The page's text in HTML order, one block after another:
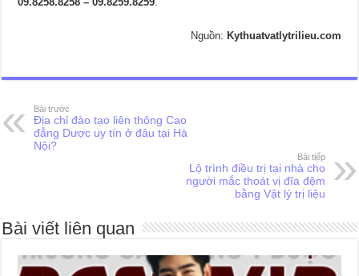
Nguồn: Kythuatvatlytrilieu.com
Bài trước
Địa chỉ đào tạo liên thông Cao
đẳng Dược uy tín ở đâu tại Hà
Nội?
Bài tiếp
Lộ trình điều trị tại nhà cho
người mắc thoát vị đĩa đệm
bằng Vật lý trị liệu
Bài viết liên quan